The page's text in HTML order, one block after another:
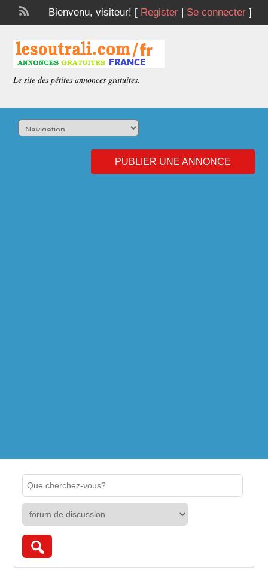
Bienvenu, visiteur! [ Register| Se connecter]
Le site des pétites annonces gratuites.
PUBLIER UNE ANNONCE